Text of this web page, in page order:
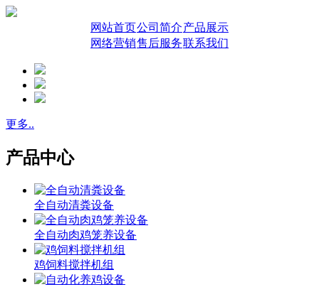
网站首页公司简介产品展示
网络营销售后服务联系我们
更多..
产品中心
全自动清粪设备
全自动肉鸡笼养设备
鸡饲料搅拌机组